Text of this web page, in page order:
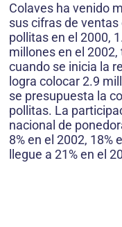
Colaves ha venido
sus cifras de
pollitas en el 2000,
millones en el 2002,
cuando se inicia la
logra colocar 2.9
se presupuesta la
pollitas. La
nacional de
8% en el 2002, 18%
llegue a 21% en el